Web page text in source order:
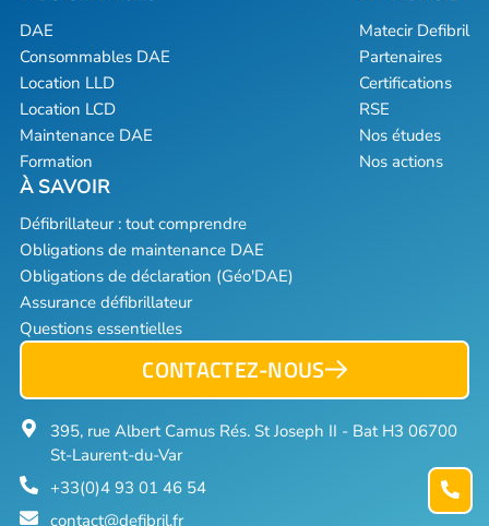
DAE
Consommables DAE
Location LLD
Location LCD
Maintenance DAE
Formation
Matecir Defibril
Partenaires
Certifications
RSE
Nos études
Nos actions
Défibrillateur : tout comprendre
Obligations de maintenance DAE
Obligations de déclaration (Géo'DAE)
Assurance défibrillateur
Questions essentielles
CONTACTEZ-NOUS
395, rue Albert Camus Rés. St Joseph II - Bat H3 06700
St-Laurent-du-Var
+33(0)4 93 01 46 54
contact@defibril.fr